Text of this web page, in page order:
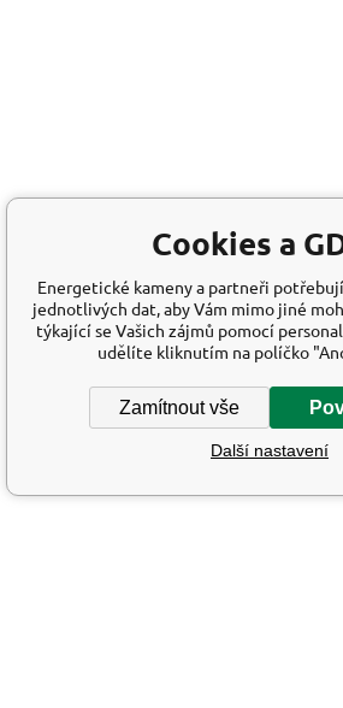
Cookies a
Energetické kameny a partneři
jednotlivých dat, aby Vám mimo jiné
týkající se Vašich zájmů pomocí
udělíte kliknutím na políčko
Zamítnout vše
Další nastavení